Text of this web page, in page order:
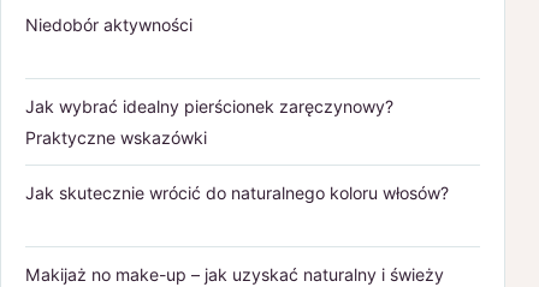
Niedobór aktywności
Jak wybrać idealny pierścionek zaręczynowy?
Praktyczne wskazówki
Jak skutecznie wrócić do naturalnego koloru włosów?
Makijaż no make-up – jak uzyskać naturalny i świeży